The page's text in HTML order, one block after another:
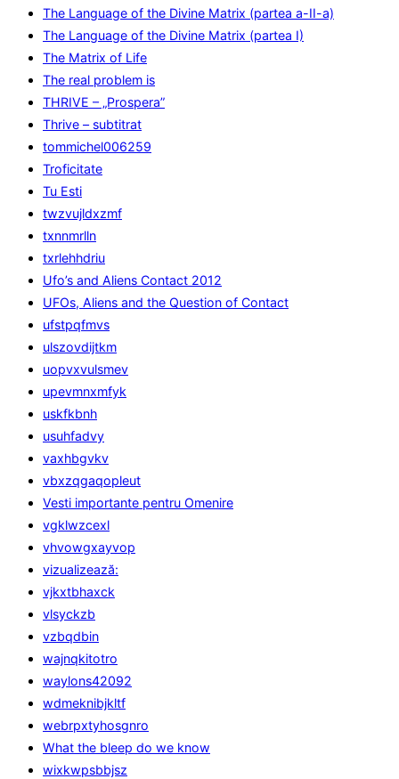
The Language of the Divine Matrix (partea a-II-a)
The Language of the Divine Matrix (partea I)
The Matrix of Life
The real problem is
THRIVE – „Prospera”
Thrive – subtitrat
tommichel006259
Troficitate
Tu Esti
twzvujldxzmf
txnnmrlln
txrlehhdriu
Ufo’s and Aliens Contact 2012
UFOs, Aliens and the Question of Contact
ufstpqfmvs
ulszovdijtkm
uopvxvulsmev
upevmnxmfyk
uskfkbnh
usuhfadvy
vaxhbgvkv
vbxzqgaqopleut
Vesti importante pentru Omenire
vgklwzcexl
vhvowgxayvop
vizualizează:
vjkxtbhaxck
vlsyckzb
vzbqdbin
wajnqkitotro
waylons42092
wdmeknibjkltf
webrpxtyhosgnro
What the bleep do we know
wixkwpsbbjsz